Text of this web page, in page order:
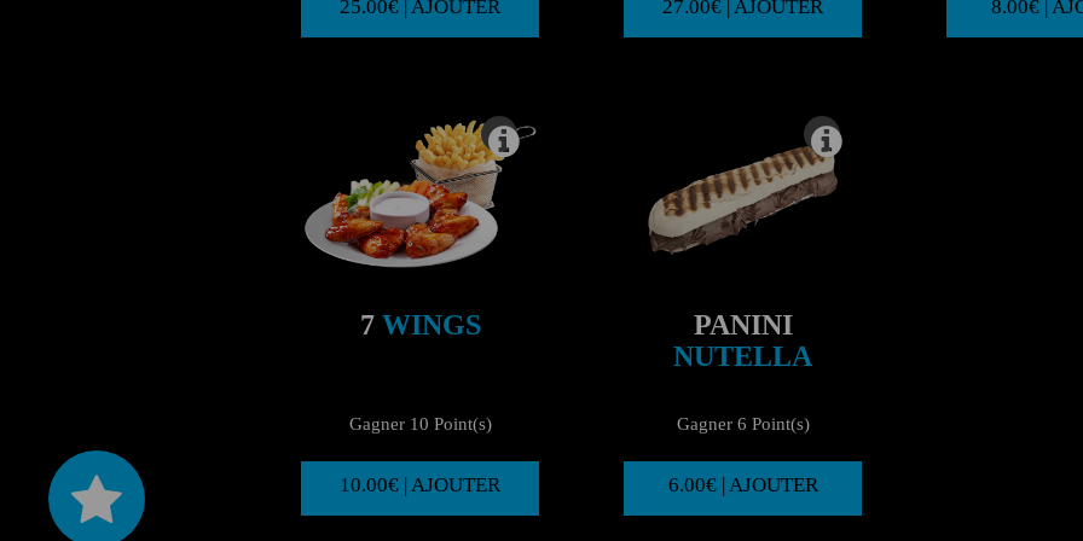
25.00€ | AJOUTER 27.00€ | AJOUTER 8.00€ |
7WINGS
Gagner 10 Point(s)
10.00€ | AJOUTER
PANINI
NUTELLA
Gagner 6 Point(s)
6.00€ | AJOUTER